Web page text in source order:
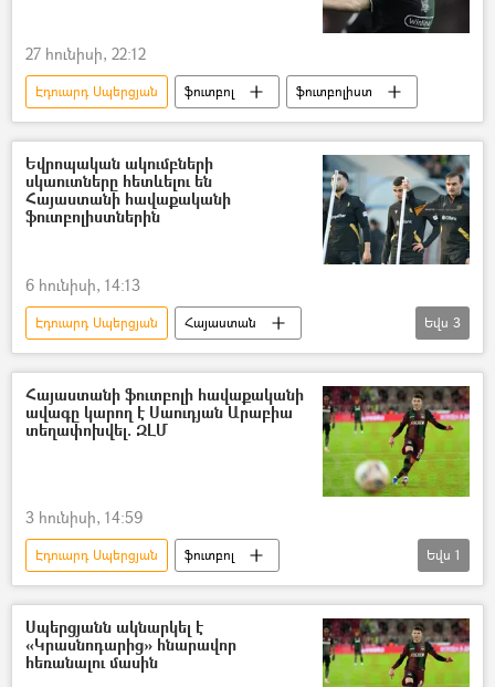
27 հունիսի, 22:12
Էդուարդ Սպերցյան ֆուտբոլ ֆուտբոլիստ
Եվրոպական ակումբների
սկաուտները հետևելու են
Հայաստանի հավաքականի
ֆուտբոլիստներին
6 հունիսի, 14:13
Էդուարդ Սպերցյան
Հայաստան
ֆուտբոլ
Նաիր Տիկնիզյան
ֆուտբոլիստ
Սպորտ
Եվս 3
Հայաստանի ֆուտբոլի հավաքականի
ավագը կարող է Սաուդյան Արաբիա
տեղափոխվել. ԶԼՄ
3 հունիսի, 14:59
Էդուարդ Սպերցյան
ֆուտբոլ
ֆուտբոլիստ
Սաուդյան Արաբիա
Եվս 1
Սպերցյանն ակնարկել է
«Կրասնոդարից» հնարավոր
հեռանալու մասին